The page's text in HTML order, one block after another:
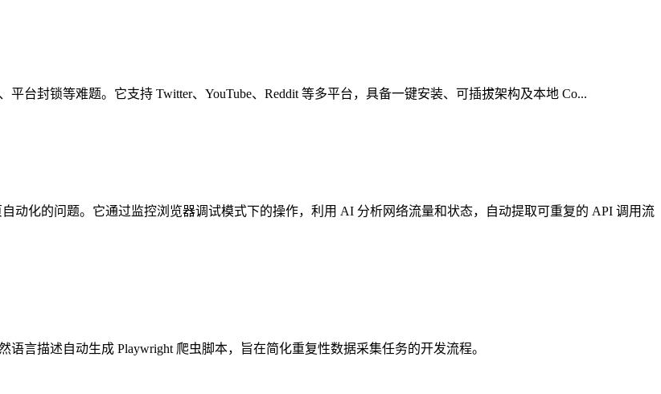
台封锁等难题。它支持 Twitter、YouTube、Reddit 等多平台，具备一键安装、可插拔架构及本地 Co...
动化的问题。它通过监控浏览器调试模式下的操作，利用 AI 分析网络流量和状态，自动提取可重复的 API 调用流
言描述自动生成 Playwright 爬虫脚本，旨在简化重复性数据采集任务的开发流程。